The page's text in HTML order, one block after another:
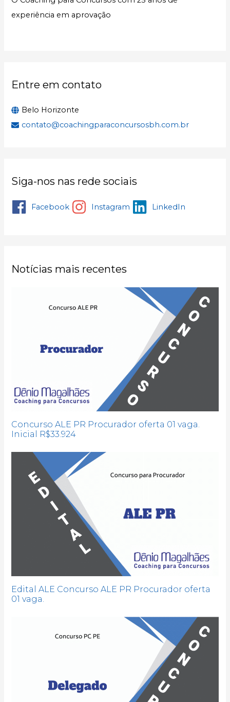
:
experiência em aprovação
Entre em contato
Belo Horizonte
contato@coachingparaconcursosbh.com.br
Siga-nos nas rede sociais
Facebook Instagram LinkedIn
Notícias mais recentes
Concurso ALE PR Procurador oferta 01 vaga.
Inicial R$33.924
Edital ALE Concurso ALE PR Procurador oferta
01 vaga.